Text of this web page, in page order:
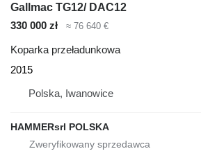
Gallmac TG12/ DAC12
330 000 zł
≈ 76 640 €
Koparka przeładunkowa
2015
Polska, Iwanowice
HAMMERsrl POLSKA